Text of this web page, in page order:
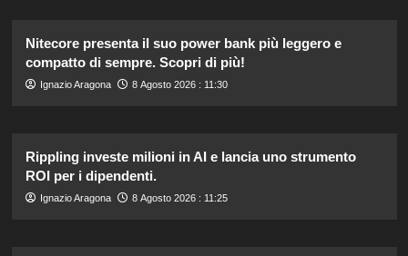
Nitecore presenta il suo power bank più leggero e
compatto di sempre. Scopri di più!
Ignazio Aragona 8 Agosto 2026 : 11:30
Rippling investe milioni in AI e lancia uno strumento
ROI per i dipendenti.
Ignazio Aragona 8 Agosto 2026 : 11:25